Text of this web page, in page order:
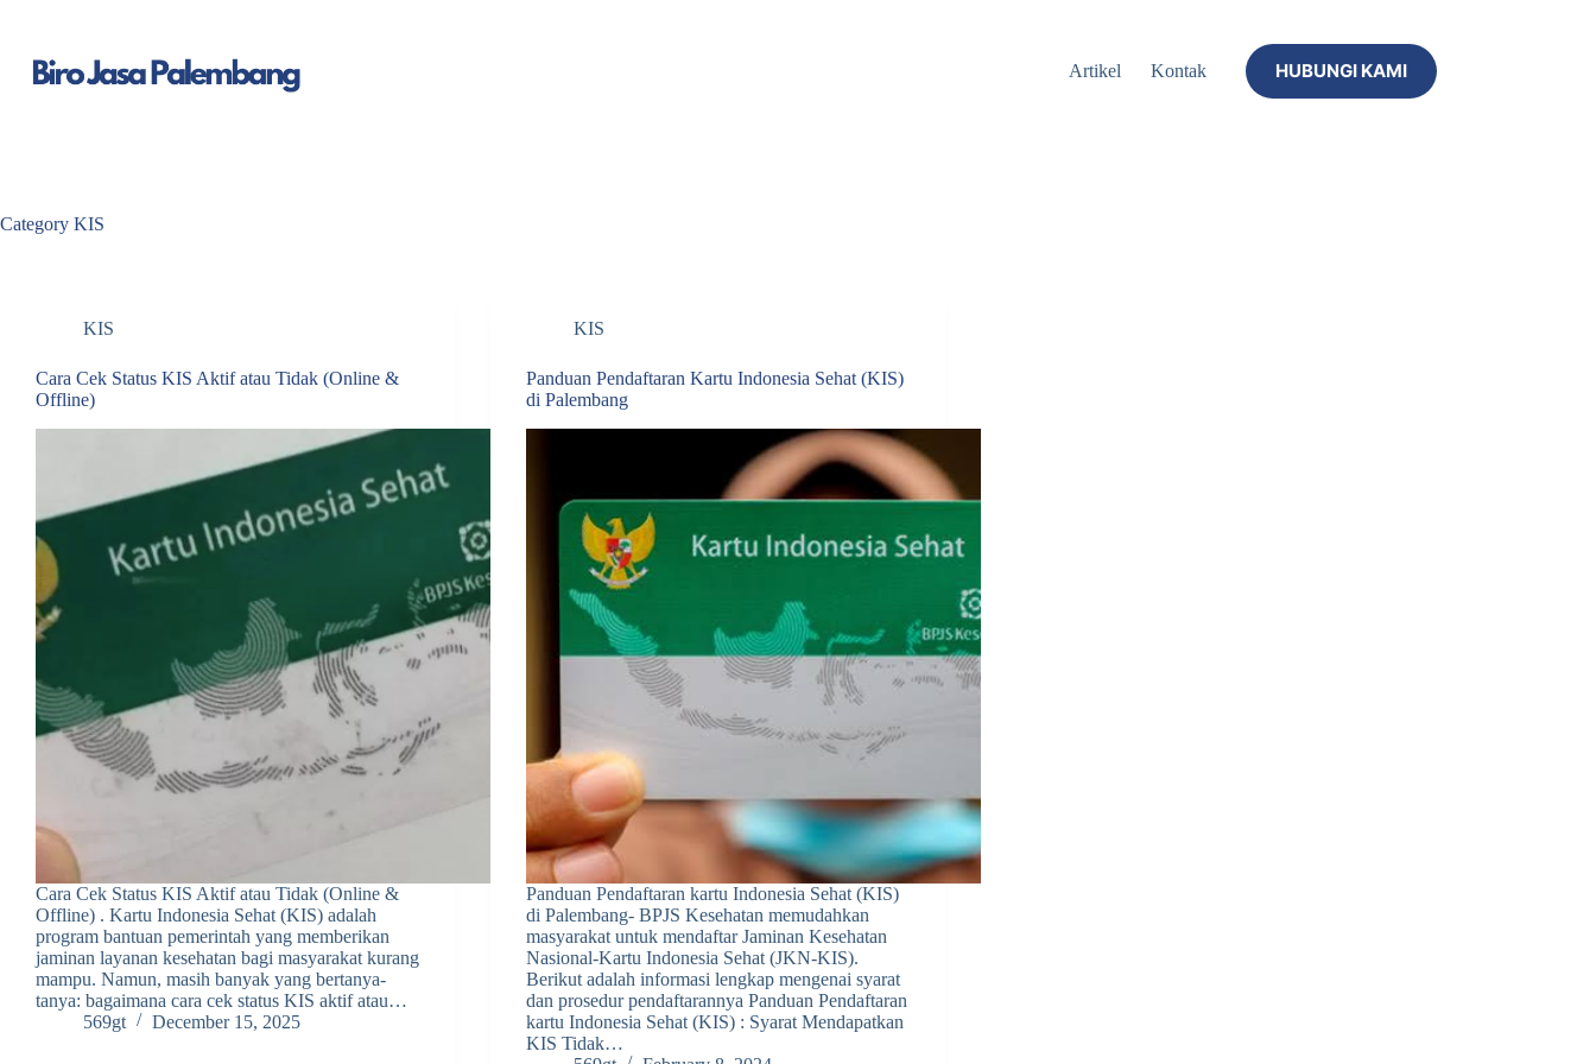
Artikel
Kontak HUBUNGI KAMI
Category KIS
KIS
Cara Cek Status KIS Aktif atau Tidak (Online &
Offline)
Cara Cek Status KIS Aktif atau Tidak (Online &
Offline) . Kartu Indonesia Sehat (KIS) adalah
program bantuan pemerintah yang memberikan
jaminan layanan kesehatan bagi masyarakat kurang
mampu. Namun, masih banyak yang bertanya-
tanya: bagaimana cara cek status KIS aktif atau…
569gt
December 15, 2025
KIS
Panduan Pendaftaran Kartu Indonesia Sehat (KIS)
di Palembang
Panduan Pendaftaran kartu Indonesia Sehat (KIS)
di Palembang- BPJS Kesehatan memudahkan
masyarakat untuk mendaftar Jaminan Kesehatan
Nasional-Kartu Indonesia Sehat (JKN-KIS).
Berikut adalah informasi lengkap mengenai syarat
dan prosedur pendaftarannya Panduan Pendaftaran
kartu Indonesia Sehat (KIS) : Syarat Mendapatkan
KIS Tidak…